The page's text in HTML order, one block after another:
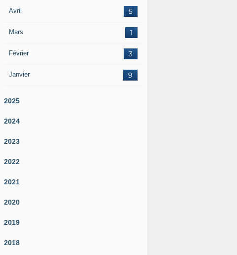
Avril 5
Mars 1
Février 3
Janvier 9
2025
2024
2023
2022
2021
2020
2019
2018